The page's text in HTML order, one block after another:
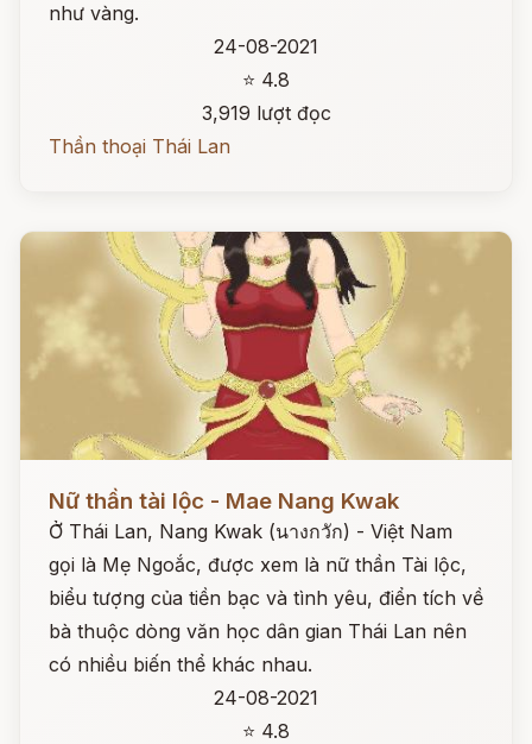
như vàng.
24-08-2021
⭐ 4.8
3,919 lượt đọc
Thần thoại Thái Lan
Nữ thần tài lộc - Mae Nang Kwak
Ở Thái Lan, Nang Kwak (นางกวัก) - Việt Nam
gọi là Mẹ Ngoắc, được xem là nữ thần Tài lộc,
biểu tượng của tiền bạc và tình yêu, điển tích về
bà thuộc dòng văn học dân gian Thái Lan nên
có nhiều biến thể khác nhau.
24-08-2021
⭐ 4.8